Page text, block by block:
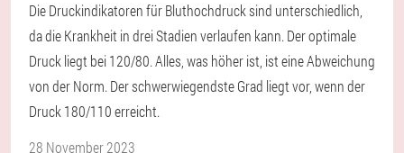
Die Druckindikatoren für Bluthochdruck sind unterschiedlich,
da die Krankheit in drei Stadien verlaufen kann. Der optimale
Druck liegt bei 120/80. Alles, was höher ist, ist eine Abweichung
von der Norm. Der schwerwiegendste Grad liegt vor, wenn der
Druck 180/110 erreicht.
28 November 2023